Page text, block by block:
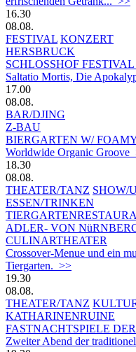
16.30
08.08.
FESTIVAL KONZERT
HERSBRUCK
SCHLOSSHOF FESTIVAL
Saltatio Mortis, Die
17.00
08.08.
BAR/DJING
Z-BAU
BIERGARTEN W/
Worldwide Organic Groove
18.30
08.08.
THEATER/TANZ SHOW/
ESSEN/TRINKEN
ADLER- VON
CULINARTHEATER
Crossover-Menue und ein
Tiergarten. >>
19.30
08.08.
THEATER/TANZ
KATHARINENRUINE
FASTNACHTSPIELE
Zweiter Abend der